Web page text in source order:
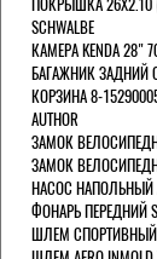
SCHWALBE
КАМЕРА KENDA 28"
БАГАЖНИК ЗАДНИЙ
КОРЗИНА 8-
AUTHOR
ЗАМОК
ЗАМОК
НАСОС НАПОЛЬНЫЙ
ФОНАРЬ ПЕРЕДНИЙ
ШЛЕМ СПОРТИВНЫЙ